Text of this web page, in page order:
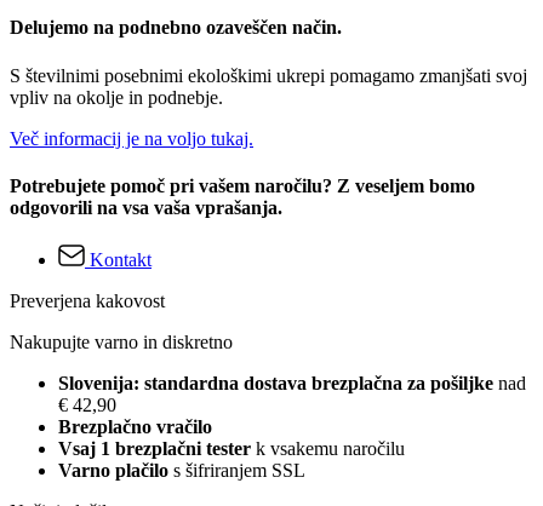
Delujemo na podnebno ozaveščen način.
S številnimi posebnimi ekološkimi ukrepi pomagamo zmanjšati svoj
vpliv na okolje in podnebje.
Več informacij je na voljo tukaj.
Potrebujete pomoč pri vašem naročilu? Z veseljem bomo
odgovorili na vsa vaša vprašanja.
Kontakt
Preverjena kakovost
Nakupujte varno in diskretno
Slovenija: standardna dostava brezplačna za pošiljke nad
€ 42,90
Brezplačno vračilo
Vsaj 1 brezplačni tester k vsakemu naročilu
Varno plačilo s šifriranjem SSL